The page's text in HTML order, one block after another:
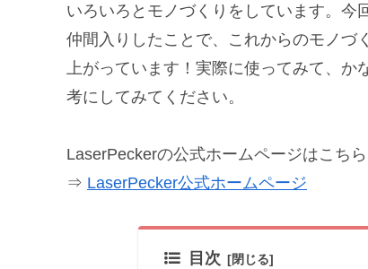
いろいろとモノづくりをしています。今
仲間入りしたことで、これからのモノづ
上がっています！実際に使ってみて、
考にしてみてください。
LaserPeckerの公式ホームページはこちら
⇒ LaserPecker公式ホームページ
目次